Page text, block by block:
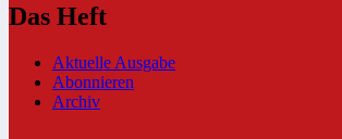
Das Heft
Aktuelle Ausgabe
Abonnieren
Archiv